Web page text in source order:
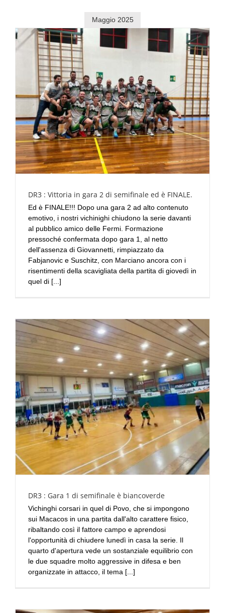
Maggio 2025
DR3 : Vittoria in gara 2 di semifinale ed è FINALE.
Ed è FINALE!!! Dopo una gara 2 ad alto contenuto
emotivo, i nostri vichinighi chiudono la serie davanti
al pubblico amico delle Fermi. Formazione
pressoché confermata dopo gara 1, al netto
dell'assenza di Giovannetti, rimpiazzato da
Fabjanovic e Suschitz, con Marciano ancora con i
risentimenti della scavigliata della partita di giovedì in
quel di [...]
DR3 : Gara 1 di semifinale è biancoverde
Vichinghi corsari in quel di Povo, che si impongono
sui Macacos in una partita dall'alto carattere fisico,
ribaltando così il fattore campo e aprendosi
l'opportunità di chiudere lunedì in casa la serie. Il
quarto d'apertura vede un sostanziale equilibrio con
le due squadre molto aggressive in difesa e ben
organizzate in attacco, il tema [...]